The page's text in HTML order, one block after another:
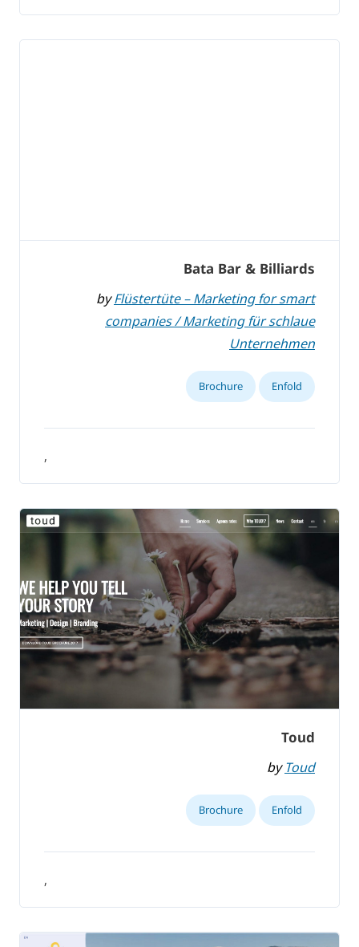
Bata Bar & Billiards
byFlüstertüte – Marketing for smart
companies / Marketing für schlaue
Unternehmen
Enfold
Brochure
,
Toud
byToud
Enfold
Brochure
,